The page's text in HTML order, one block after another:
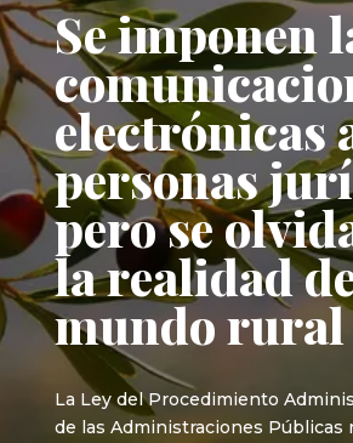
Se imponen
electrónicas
personas
pero se
la realidad
mundo rural
La Ley del Procedimiento
de las Administraciones Públicas